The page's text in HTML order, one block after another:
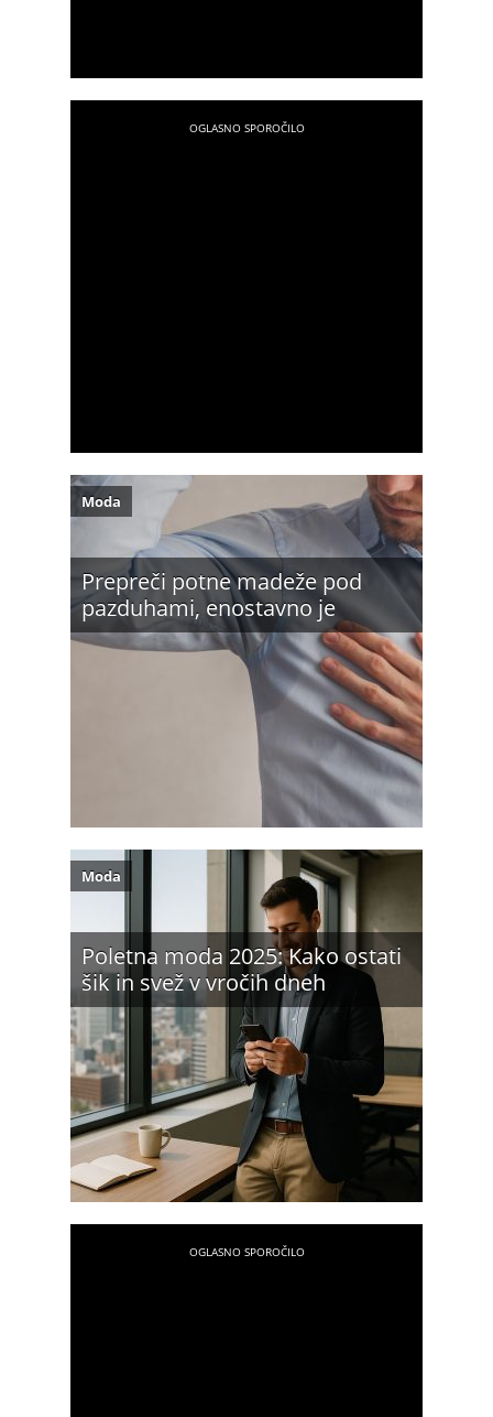
Prepreči potne madeže pod
pazduhami, enostavno je
Moda
Poletna moda 2025: Kako ostati
šik in svež v vročih dneh
Moda